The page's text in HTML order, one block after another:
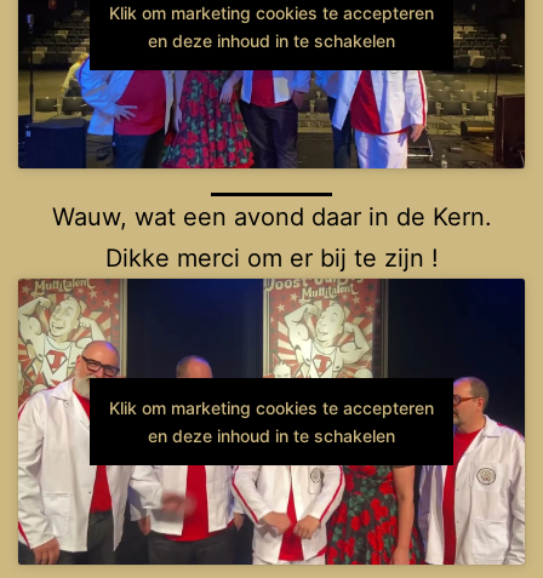
Klik om marketing cookies te accepteren
en deze inhoud in te schakelen
Wauw, wat een avond daar in de Kern.
Dikke merci om er bij te zijn !
Klik om marketing cookies te accepteren
en deze inhoud in te schakelen